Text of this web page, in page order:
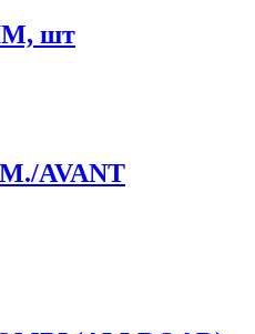
шт
AVANT